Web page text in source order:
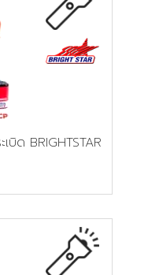
ด BRIGHTSTAR